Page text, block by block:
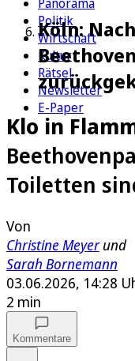
Politik
Wirtschaft
Kultur
Rätsel
Newsletter
E-Paper
Köln:
Klo in
Toiletten
Von
Christine Meyerund
Sarah Bornemann
03.06.2026, 14:28
2 min
Kommentare